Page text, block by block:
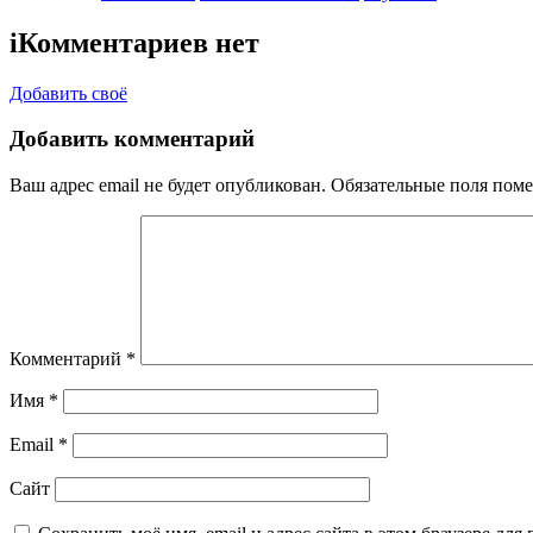
iКомментариев нет
Добавить своё
Добавить комментарий
Ваш адрес email не будет опубликован. Обязательные поля
Комментарий *
Имя *
Email *
Сайт